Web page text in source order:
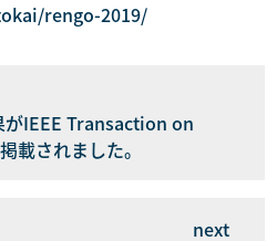
rengo-2019/
がIEEE Transaction on
されました。